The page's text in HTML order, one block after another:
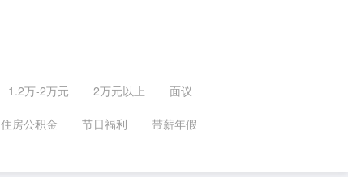
1.2万-2万元 2万元以上
面议
住房公积金 节日福利
带薪年假